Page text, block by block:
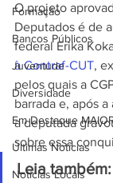
Formação
Bancos Públicos
Juventude
Diversidade
Em Destaque
Últimas Notícias
Notícias Locais
O projeto
Deputados é de
federal Erika
à Contraf-CUT,
pelos quais a
barrada e, após a
a deputada
sobre essa
Leia também: